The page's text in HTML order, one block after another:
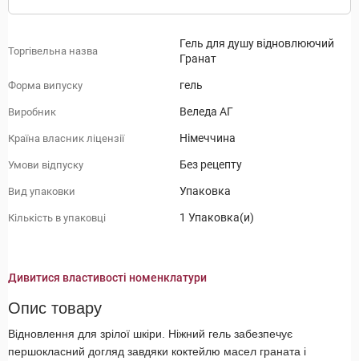
Торгівельна назва
Гель для душу відновлюючий
Гранат
Форма випуску гель
Виробник Веледа АГ
Країна власник ліцензії Німеччина
Умови відпуску Без рецепту
Вид упаковки Упаковка
Кількість в упаковці 1 Упаковка(и)
Дивитися властивості номенклатури
Опис товару
Відновлення для зрілої шкіри. Ніжний гель забезпечує
першокласний догляд завдяки коктейлю масел граната і